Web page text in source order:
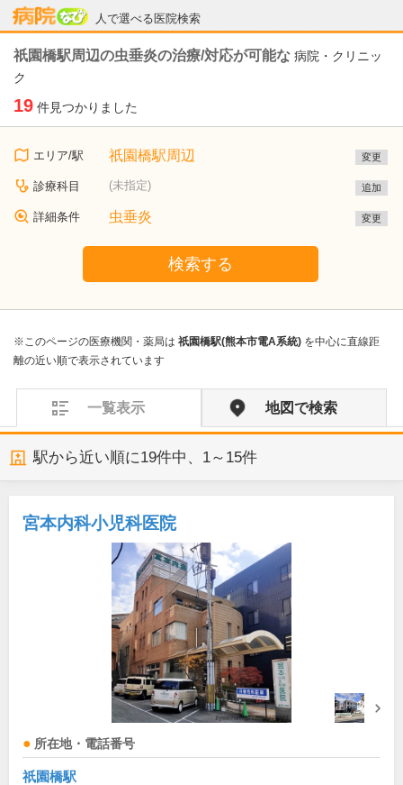
人で選べる医院検索
病院なび
祇園橋駅周辺の虫垂炎の治療/対応が可能な 病院・クリニッ
ク
19 件見つかりました
エリア/駅 祇園橋駅周辺 変更
診療科目 (未指定) 追加
詳細条件 虫垂炎 変更
検索する
※このページの医療機関・薬局は 祇園橋駅(熊本市電A系統) を中心に直線距
離の近い順で表示されています
一覧表示 地図で検索
駅から近い順に19件中、 1～15件
宮本内科小児科医院
所在地・電話番号
祇園橋駅